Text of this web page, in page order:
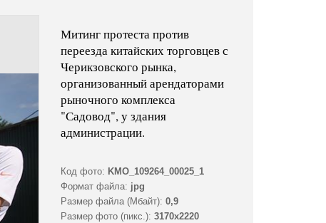
Митинг протеста против
переезда китайских торговцев с
Черикзовского рынка,
организованный арендаторами
рыночного комплекса
"Садовод", у здания
администрации.
Код фото: KMO_109264_00025_1
Формат файла: jpg
Размер файла (Мбайт): 0,9
Размер фото (пикс.): 3170x2220